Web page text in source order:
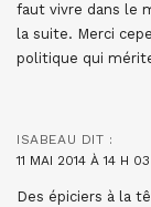
faut vivre dans le
la suite. Merci
politique qui
ISABEAU DIT :
11 MAI 2014 À 14 H
Des épiciers à la